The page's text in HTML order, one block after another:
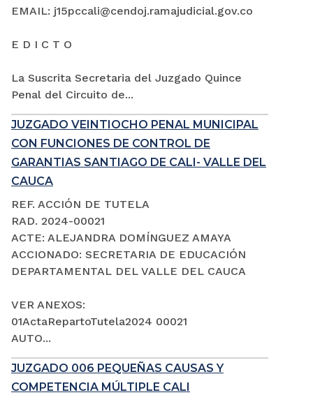
EMAIL: j15pccali@cendoj.ramajudicial.gov.co
E D I C T O
La Suscrita Secretaria del Juzgado Quince
Penal del Circuito de...
JUZGADO VEINTIOCHO PENAL MUNICIPAL
CON FUNCIONES DE CONTROL DE
GARANTIAS SANTIAGO DE CALI- VALLE DEL
CAUCA
REF. ACCIÓN DE TUTELA
RAD. 2024-00021
ACTE: ALEJANDRA DOMÍNGUEZ AMAYA
ACCIONADO: SECRETARIA DE EDUCACIÓN
DEPARTAMENTAL DEL VALLE DEL CAUCA
VER ANEXOS:
01ActaRepartoTutela2024 00021
AUTO...
JUZGADO 006 PEQUEÑAS CAUSAS Y
COMPETENCIA MÚLTIPLE CALI